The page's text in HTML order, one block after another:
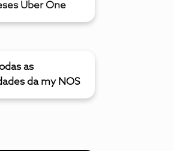
Uber One
as
da my NOS